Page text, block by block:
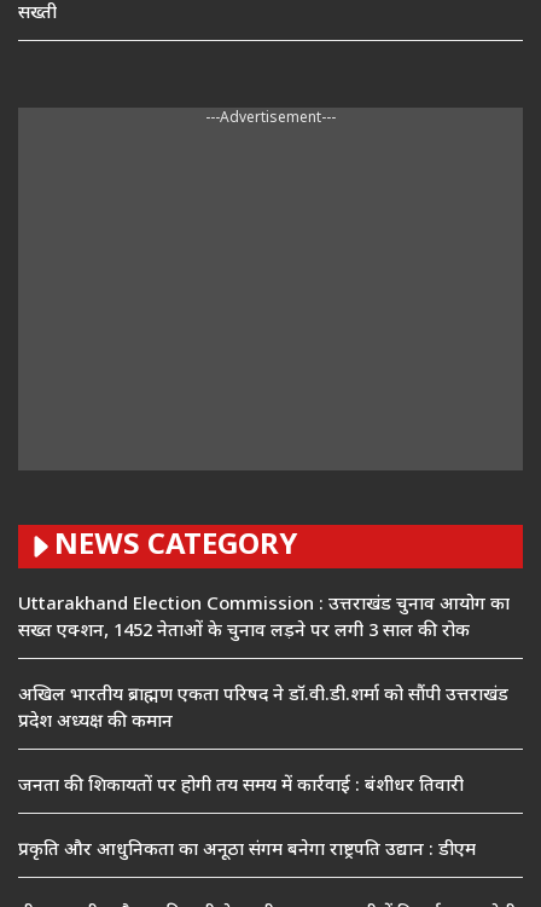
सख्ती
---Advertisement---
NEWS CATEGORY
Uttarakhand Election Commission : उत्तराखंड चुनाव आयोग का
सख्त एक्शन, 1452 नेताओं के चुनाव लड़ने पर लगी 3 साल की रोक
अखिल भारतीय ब्राह्मण एकता परिषद ने डॉ.वी.डी.शर्मा को सौंपी उत्तराखंड
प्रदेश अध्यक्ष की कमान
जनता की शिकायतों पर होगी तय समय में कार्रवाई : बंशीधर तिवारी
प्रकृति और आधुनिकता का अनूठा संगम बनेगा राष्ट्रपति उद्यान : डीएम